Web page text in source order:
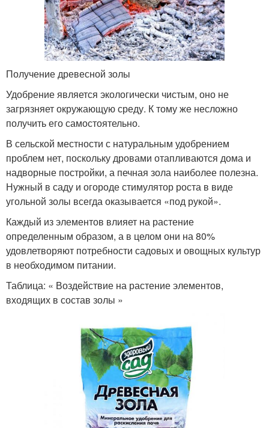
Получение древесной золы
Удобрение является экологически чистым, оно не
загрязняет окружающую среду. К тому же несложно
получить его самостоятельно.
В сельской местности с натуральным удобрением
проблем нет, поскольку дровами отапливаются дома и
надворные постройки, а печная зола наиболее полезна.
Нужный в саду и огороде стимулятор роста в виде
угольной золы всегда оказывается «под рукой».
Каждый из элементов влияет на растение
определенным образом, а в целом они на 80%
удовлетворяют потребности садовых и овощных культур
в необходимом питании.
Таблица: « Воздействие на растение элементов,
входящих в состав золы »